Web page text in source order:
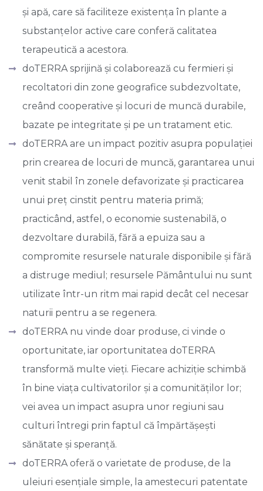
și apă, care să faciliteze existența în plante a
substanțelor active care conferă calitatea
terapeutică a acestora.
doTERRA sprijină și colaborează cu fermieri și
recoltatori din zone geografice subdezvoltate,
creând cooperative și locuri de muncă durabile,
bazate pe integritate și pe un tratament etic.
doTERRA are un impact pozitiv asupra populației
prin crearea de locuri de muncă, garantarea unui
venit stabil în zonele defavorizate și practicarea
unui preț cinstit pentru materia primă;
practicând, astfel, o economie sustenabilă, o
dezvoltare durabilă, fără a epuiza sau a
compromite resursele naturale disponibile și fără
a distruge mediul; resursele Pământului nu sunt
utilizate într-un ritm mai rapid decât cel necesar
naturii pentru a se regenera.
doTERRA nu vinde doar produse, ci vinde o
oportunitate, iar oportunitatea doTERRA
transformă multe vieți. Fiecare achiziție schimbă
în bine viața cultivatorilor și a comunităților lor;
vei avea un impact asupra unor regiuni sau
culturi întregi prin faptul că împărtășești
sănătate și speranță.
doTERRA oferă o varietate de produse, de la
uleiuri esențiale simple, la amestecuri patentate